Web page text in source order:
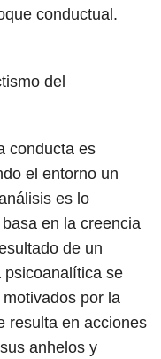
conductual.
del
conducta es
el entorno un
es lo
en la creencia
de un
se
por la
resulta en acciones
anhelos y